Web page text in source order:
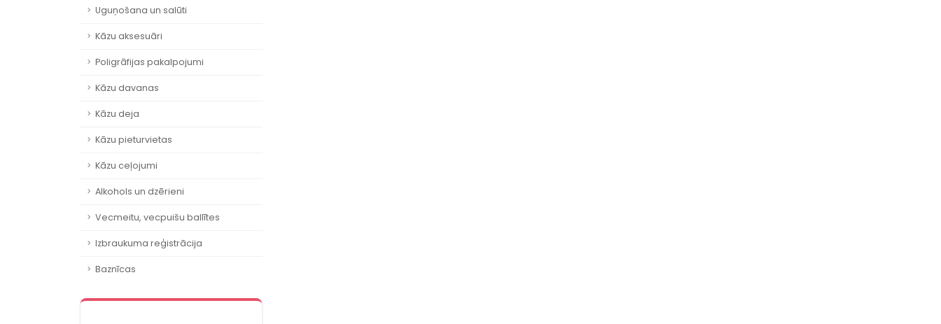
Uguņošana un salūti
Kāzu aksesuāri
Poligrāfijas pakalpojumi
Kāzu davanas
Kāzu deja
Kāzu pieturvietas
Kāzu ceļojumi
Alkohols un dzērieni
Vecmeitu, vecpuišu ballītes
Izbraukuma reģistrācija
Baznīcas